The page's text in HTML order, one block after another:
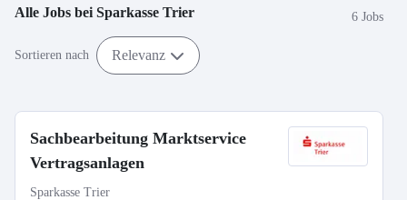
Alle Jobs bei Sparkasse Trier 6 Jobs
Sortieren nach Relevanz
Sachbearbeitung Marktservice
Vertragsanlagen
Sparkasse Trier